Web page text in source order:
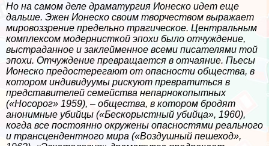
Но на самом деле драматургия Ионеско идет еще
дальше. Эжен Ионеско своим творчеством выражает
мировоззрение предельно трагическое. Центральным
комплексом модернисткой эпохи было отчуждение,
выстраданное и заклейменное всеми писателями той
эпохи. Отчуждение превращается в отчаяние. Пьесы
Ионеско предостерегают от опасности общества, в
котором индивидуумы рискуют превратиться в
представителей семейства непарнокопытных
(«Носорог» 1959), – общества, в котором бродят
анонимные убийцы («Бескорыстный убийца», 1960),
когда все постоянно окружены опасностями реального
и трaнcцендентного мира («Воздушный пешеход»,